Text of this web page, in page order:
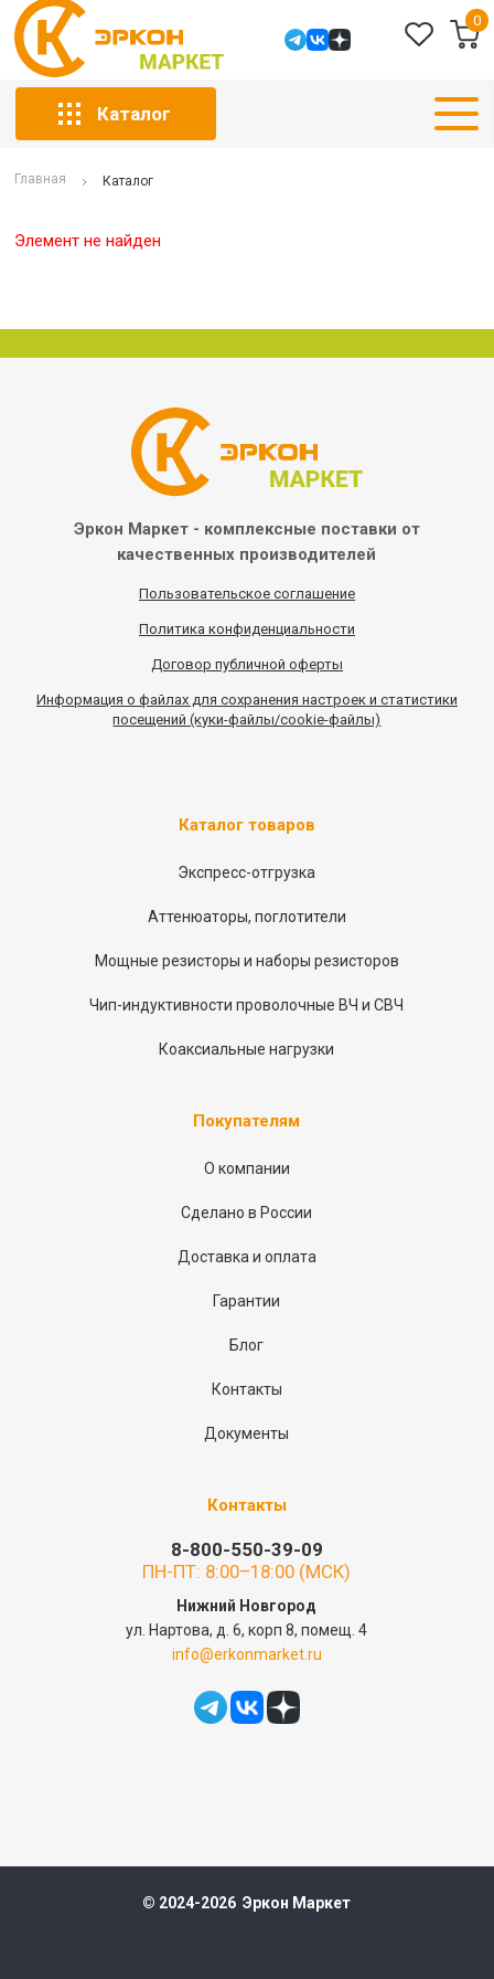
0
Каталог
Главная Каталог
Элемент не найден
Эркон Маркет - комплексные поставки от
качественных производителей
Пользовательское соглашение
Политика конфиденциальности
Договор публичной оферты
Информация о файлах для сохранения настроек и статистики
посещений (куки-файлы/cookie-файлы)
Каталог товаров
Экспресс-отгрузка
Аттенюаторы, поглотители
Мощные резисторы и наборы резисторов
Чип-индуктивности проволочные ВЧ и СВЧ
Коаксиальные нагрузки
Покупателям
О компании
Сделано в России
Доставка и оплата
Гарантии
Блог
Контакты
Документы
Контакты
8-800-550-39-09
ПН-ПТ: 8:00–18:00 (МСК)
Нижний Новгород
ул. Нартова, д. 6, корп 8, помещ. 4
info@erkonmarket.ru
© 2024-2026 Эркон Маркет